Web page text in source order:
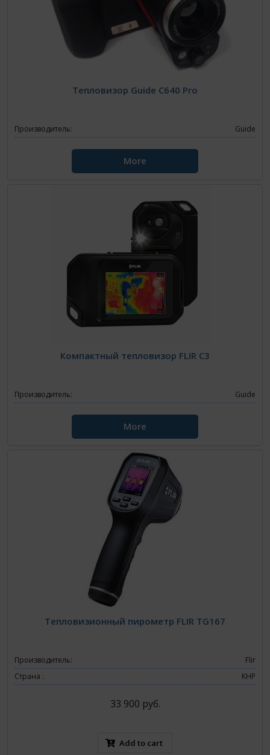
Тепловизор Guide C640 Pro
Производитель: Guide
More
Компактный тепловизор FLIR C3
Производитель: Guide
More
Тепловизионный пирометр FLIR TG167
Производитель:
Flir
Страна :
КНР
33 900 руб.
Add to cart